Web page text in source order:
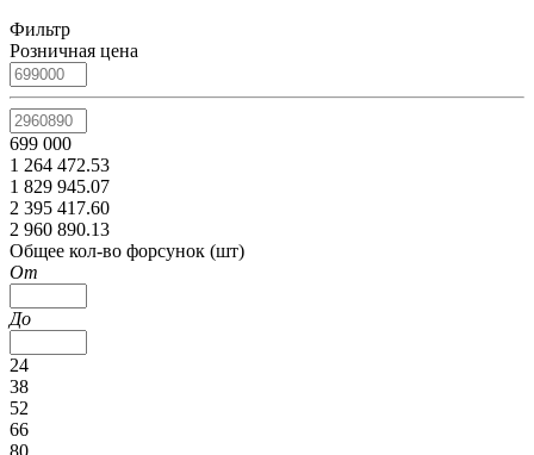
Фильтр
Розничная цена
699 000
1 264 472.53
1 829 945.07
2 395 417.60
2 960 890.13
Общее кол-во форсунок (шт)
От
До
24
38
52
66
80